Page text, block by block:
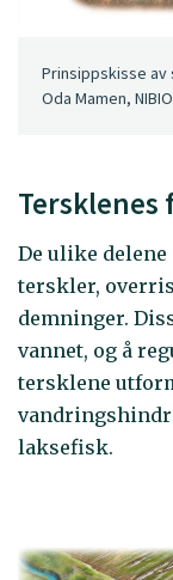
Prinsippskisse av
Oda Mamen,
Tersklenes
De ulike
terskler,
demninger.
vannet, og å
tersklene
laksefisk.